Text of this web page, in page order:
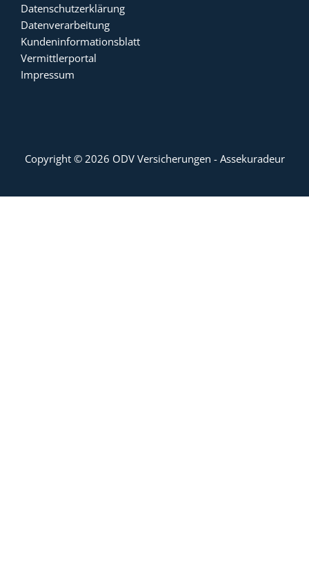
Datenschutzerklärung
Datenverarbeitung
Kundeninformationsblatt
Vermittlerportal
Impressum
Copyright © 2026 ODV Versicherungen - Assekuradeur